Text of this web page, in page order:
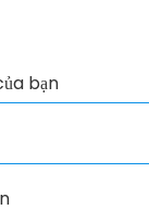
bạn